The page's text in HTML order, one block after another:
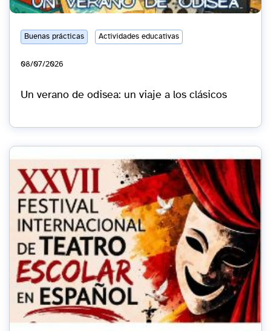
08/07/2026
Buenas prácticas Actividades educativas
Un verano de odisea: un viaje a los clásicos